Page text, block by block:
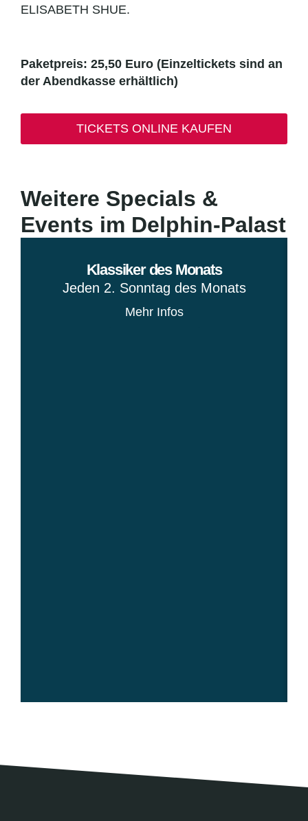
ELISABETH SHUE.
Paketpreis: 25,50 Euro (Einzeltickets sind an
der Abendkasse erhältlich)
TICKETS ONLINE KAUFEN
Weitere Specials &
Events im Delphin-Palast
Klassiker des Monats
Jeden 2. Sonntag des Monats
Mehr Infos